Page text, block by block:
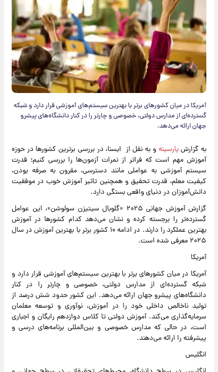
آمریکا در میان کشورهای برتر با بهترین سیستم‌های آموزشی قرار دارد و شبکه
گسترده‌ای از مدارس دولتی، خصوصی و چارتر را در کنار دانشگاه‌های پیشرو
جهان ارائه می‌دهد.
به گزارشپارسینه و به نقل از ایسنا، در بررسی برترین کشورها در حوزه
آموزش مهم است که فراتر از نمرات آزمون‌ها را بررسی کنیم؛ قدرت
سیستم آموزشی به عواملی مانند دسترسی، مقرون به صرفه بودن،
کیفیت معلم، قدرت تحقیق و همچنین تاثیر آموزش خوب در موفقیت
دانش‌آموزان در دنیای واقعی بستگی دارد.
گزارش آموزش جهانی ۲۰۲۵ «گلوبال سیتیزن سولوشن»، این عوامل
گسترده‌تر را برجسته کرده و نشان می‌دهد کدام کشورها در آموزش
بهترین عملکرد را دارند. در ادامه ۱۰ کشور برتر با بهترین آموزش در سال
۲۰۲۵ معرفی شده است.
آمریکا
آمریکا در میان کشورهای برتر با بهترین سیستم‌های آموزشی قرار دارد و
شبکه گسترده‌ای از مدارس دولتی، خصوصی و چارتر را در کنار
دانشگاه‌های پیشرو جهان ارائه می‌دهد. این کشور حدود شش درصد از
تولید ناخالص داخلی خود را در آموزش، نوآوری و توسعه معلمان
سرمایه‌گذاری می‌کند. آموزش دولتی تا کلاس دوازدهم رایگان و اجباری
است، در حالی که مدارس خصوصی و بین‌المللی برنامه‌های درسی و
پیشرفته را ارائه می‌دهند.
انگلیس